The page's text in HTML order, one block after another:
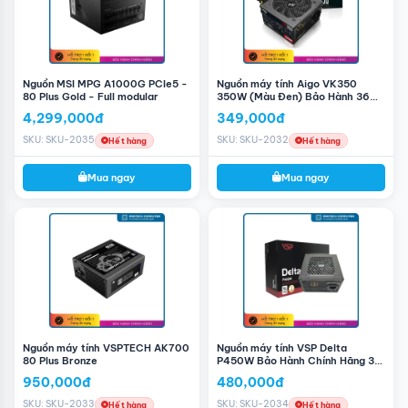
Corsair HX1200i - 80 Plus Platinum - Full Modular
ưu được hiệu năng truyền tải ở mức ổn định để đáp ứng
yêu cầu khắt khe của dòng VGA hiện đại nhất như các
sản phẩm thuộc NVIDIA® GeForce RTX 40 Series.
Ổn định và yên tĩnh
Nguồn MSI MPG A1000G PCIe5 -
80 Plus Gold - Full modular
4,299,000đ
SKU: SKU-2035 Hết hàng
Mua ngay
Nguồn máy tính Aigo VK350
350W (Màu Đen) Bảo Hành 36
349,000đ
SKU: SKU-2032 Hết hàng
Mua ngay
Nguồn máy tính VSPTECH AK700
80 Plus Bronze
950,000đ
SKU: SKU-2033 Hết hàng
Nguồn máy tính VSP Delta
P450W Bảo Hành Chính Hãng 3
480,000đ
SKU: SKU-2034 Hết hàng